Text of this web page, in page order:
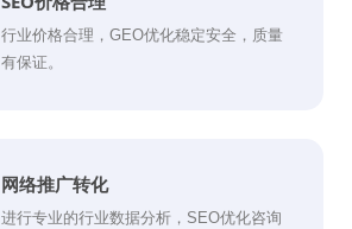
行业价格合理，GEO优化稳定安全，质量
有保证。
网络推广转化
进行专业的行业数据分析，SEO优化咨询